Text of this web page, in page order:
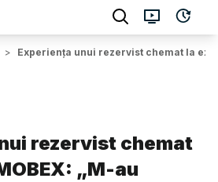
> Experiența unui rezervist chemat la
rezervist chemat
„M-au